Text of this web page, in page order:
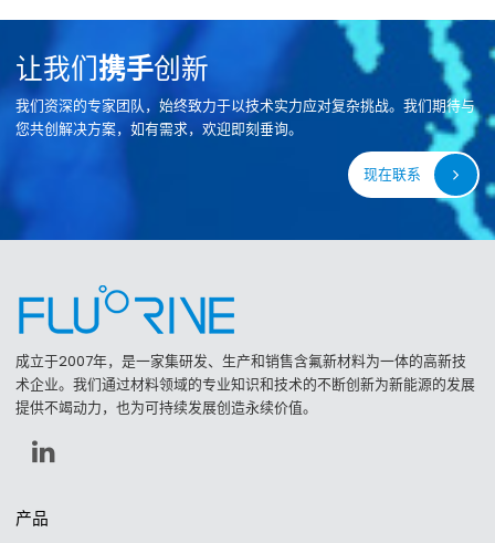
让我们携手创新
我们资深的专家团队，始终致力于以技术实力应对复杂挑战。我们期待与
您共创解决方案，如有需求，欢迎即刻垂询。
现在联系
成立于2007年，是一家集研发、生产和销售含氟新材料为一体的高新技
术企业。我们通过材料领域的专业知识和技术的不断创新为新能源的发展
提供不竭动力，也为可持续发展创造永续价值。
产品